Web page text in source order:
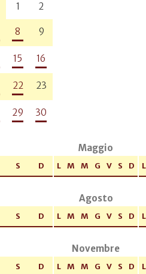
1 2
8 9
15 16
22 23
29 30
S D
Maggio
L M M G V S D L
S D
Agosto
L M M G V S D L
S D
Novembre
L M M G V S D L